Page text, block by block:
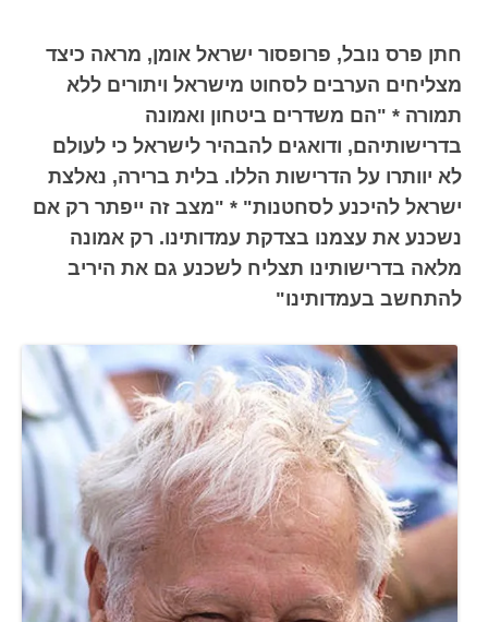
חתן פרס נובל, פרופסור ישראל אומן, מראה כיצד
מצליחים הערבים לסחוט מישראל ויתורים ללא
תמורה * "הם משדרים ביטחון ואמונה
בדרישותיהם, ודואגים להבהיר לישראל כי לעולם
לא יוותרו על הדרישות הללו. בלית ברירה, נאלצת
ישראל להיכנע לסחטנות" * "מצב זה ייפתר רק אם
נשכנע את עצמנו בצדקת עמדותינו. רק אמונה
מלאה בדרישותינו תצליח לשכנע גם את היריב
להתחשב בעמדותינו"